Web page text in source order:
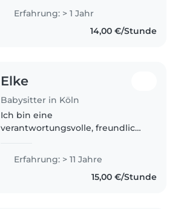
Kinderbetreuung mit. Durch
meine 8 jährige Schwester
kenne ich den Familienalltag
Erfahrung: > 1 Jahr
14,00 €/Stunde
Elke
Babysitter in Köln
Ich bin eine
verantwortungsvolle, freundliche
Betreuung von Babys,
Erfahrung: > 11 Jahre
15,00 €/Stunde